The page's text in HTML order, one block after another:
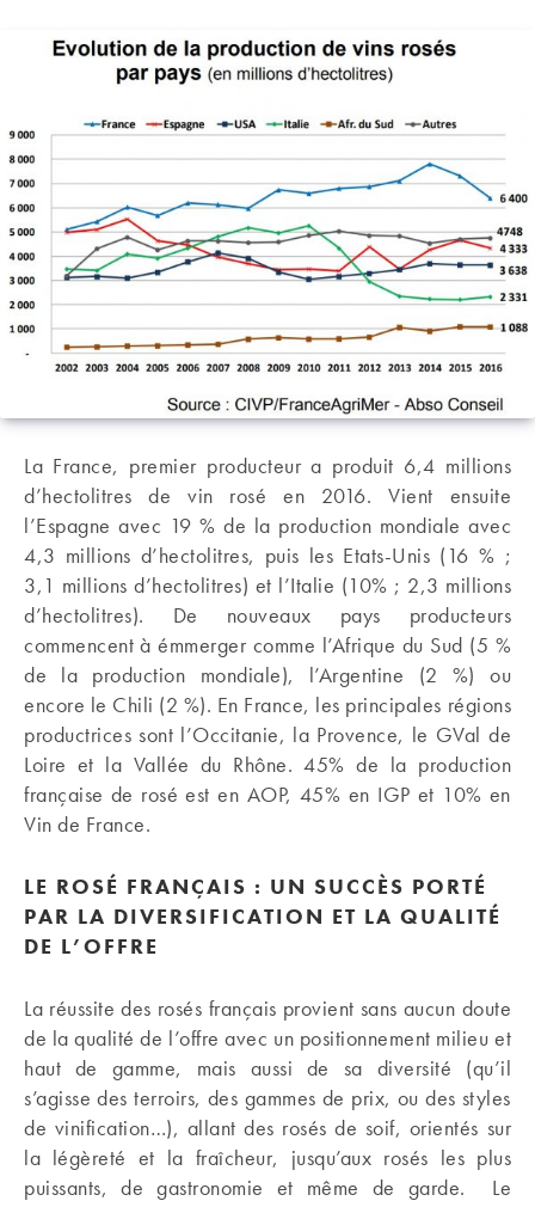
La France, premier producteur a produit 6,4 millions
d’hectolitres de vin rosé en 2016. Vient ensuite
l’Espagne avec 19 % de la production mondiale avec
4,3 millions d’hectolitres, puis les Etats-Unis (16 % ;
3,1 millions d’hectolitres) et l’Italie (10% ; 2,3 millions
d’hectolitres). De nouveaux pays producteurs
commencent à émmerger comme l’Afrique du Sud (5 %
de la production mondiale), l’Argentine (2 %) ou
encore le Chili (2 %). En France, les principales régions
productrices sont l’Occitanie, la Provence, le GVal de
Loire et la Vallée du Rhône. 45% de la production
française de rosé est en AOP, 45% en IGP et 10% en
Vin de France.
LE ROSÉ FRANÇAIS : UN SUCCÈS PORTÉ
PAR LA DIVERSIFICATION ET LA QUALITÉ
DE L’OFFRE
La réussite des rosés français provient sans aucun doute
de la qualité de l’offre avec un positionnement milieu et
haut de gamme, mais aussi de sa diversité (qu’il
s’agisse des terroirs, des gammes de prix, ou des styles
de vinification…), allant des rosés de soif, orientés sur
la légèreté et la fraîcheur, jusqu’aux rosés les plus
puissants, de gastronomie et même de garde. Le